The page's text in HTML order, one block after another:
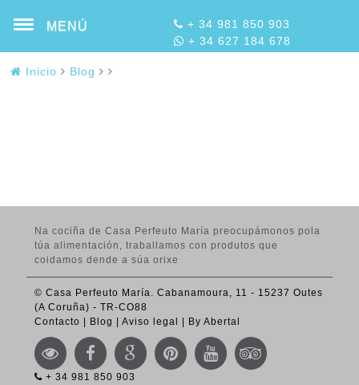
MENÚ
+ 34 981 850 903
+ 34 627 184 678
Inicio Blog
Na cociña de Casa Perfeuto María preocupámonos pola
túa alimentación, traballamos con produtos que
coidamos dende a súa orixe
© Casa Perfeuto María. Cabanamoura, 11 - 15237 Outes
(A Coruña) - TR-CO88
Contacto
Blog |Aviso legal By Abertal
+ 34 981 850 903